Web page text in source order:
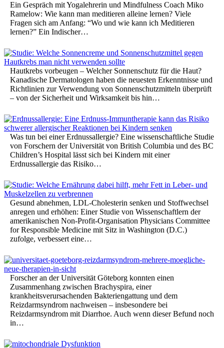
Ein Gespräch mit Yogalehrerin und Mindfulness Coach Miko
Ramelow: Wie kann man meditieren alleine lernen? Viele
Fragen sich am Anfang: “Wo und wie kann ich Meditieren
lernen?” Ein Indischer…
Hautkrebs vorbeugen – Welcher Sonnenschutz für die Haut?
Kanadische Dermatologen haben die neuesten Erkenntnisse und
Richtlinien zur Verwendung von Sonnenschutzmitteln überprüft
– von der Sicherheit und Wirksamkeit bis hin…
Was tun bei einer Erdnussallergie? Eine wissenschaftliche Studie
von Forschern der Universität von British Columbia und des BC
Children’s Hospital lässt sich bei Kindern mit einer
Erdnussallergie das Risiko…
Gesund abnehmen, LDL-Cholesterin senken und Stoffwechsel
anregen und erhöhen: Einer Studie von Wissenschaftlern der
amerikanischen Non-Profit-Organisation Physicians Committee
for Responsible Medicine mit Sitz in Washington (D.C.)
zufolge, verbessert eine…
Forscher an der Universität Göteborg konnten einen
Zusammenhang zwischen Brachyspira, einer
krankheitsverursachenden Bakteriengattung und dem
Reizdarmsyndrom nachweisen – insbesondere bei
Reizdarmsyndrom mit Diarrhoe. Auch wenn dieser Befund noch
in…